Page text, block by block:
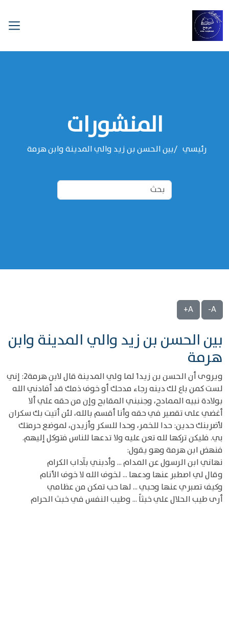
المنشورات
رئيسي بين الحسن بن زيد والي المدينة وابن هرمة
A-
A+
بين الحسن بن زيد والي المدينة وابن
هرمة
ويروى أن الحسن بن زيد1 لما ولي المدينة قال لابن هرمة2: إني
لست كمن باع لك دينه رجاء مدحك أو خوف ذمك قد أفادني الله
بولادة نبيه الممادح، وجنبني المقابح وإن من حقه علي ألا
أغضي على تقصير في حقه وأنا أقسم بالله، لئن أتيت بك سكران
لأضربنك حدين: حدا للخمر، وحدا للسكر وأزيدن، لموضع حرمتك
بي. فليكن تركها لله تعن عليه ولا تدعها للناس فتوكل إليهم.
فنهض ابن هرمة وهو يقول:
نهاني ابن الرسول عن المدام ... وأدبني بآداب الكرام
وقال لي اصطبر عنها ودعها ... لخوف الله لا خوف الأنام
وكيف تصبري عنها وحبي ... لها حب تمكن من عظامي
أرى طيب الحلال علي خبثاً ... وطيب النفس في خبث الحرام